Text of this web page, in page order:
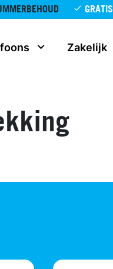
GRATIS
Zakelijk